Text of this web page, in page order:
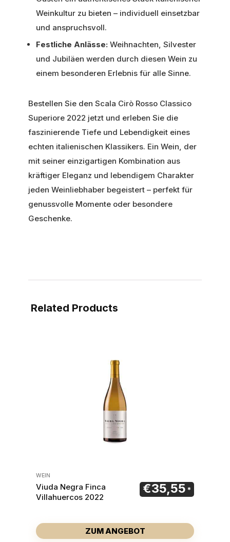
Weinkultur zu bieten – individuell einsetzbar
und anspruchsvoll.
Festliche Anlässe: Weihnachten, Silvester
und Jubiläen werden durch diesen Wein zu
einem besonderen Erlebnis für alle Sinne.
Bestellen Sie den Scala Cirò Rosso Classico
Superiore 2022 jetzt und erleben Sie die
faszinierende Tiefe und Lebendigkeit eines
echten italienischen Klassikers. Ein Wein, der
mit seiner einzigartigen Kombination aus
kräftiger Eleganz und lebendigem Charakter
jeden Weinliebhaber begeistert – perfekt für
genussvolle Momente oder besondere
Geschenke.
Related Products
WEIN
Viuda Negra Finca
Villahuercos 2022
€35,55
ZUM ANGEBOT